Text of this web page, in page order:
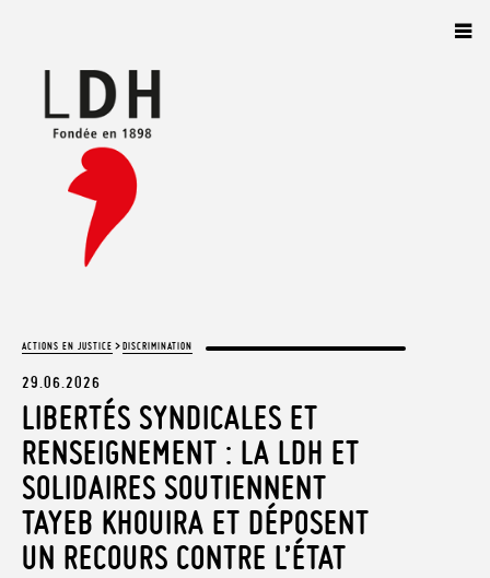
ACTIONS EN JUSTICE >DISCRIMINATION
29.06.2026
LIBERTÉS SYNDICALES ET
RENSEIGNEMENT : LA LDH ET
SOLIDAIRES SOUTIENNENT
TAYEB KHOUIRA ET DÉPOSENT
UN RECOURS CONTRE L’ÉTAT